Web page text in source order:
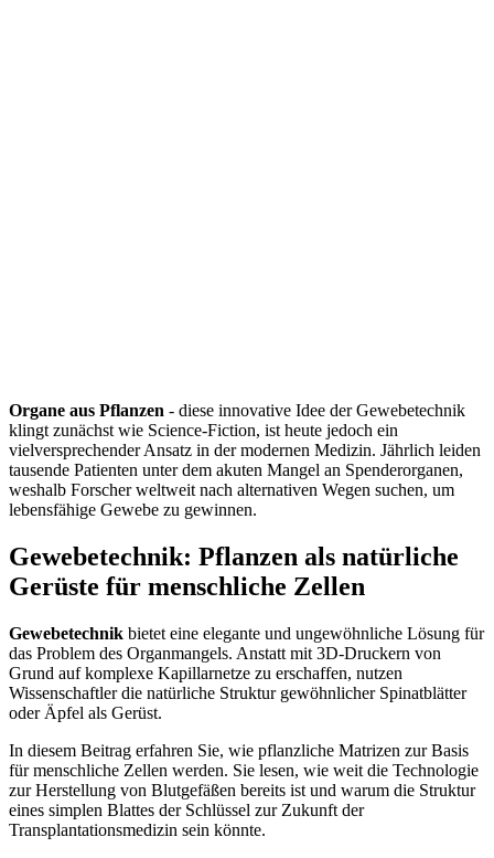
Organe aus Pflanzen - diese innovative Idee der Gewebetechnik
klingt zunächst wie Science-Fiction, ist heute jedoch ein
vielversprechender Ansatz in der modernen Medizin. Jährlich leiden
tausende Patienten unter dem akuten Mangel an Spenderorganen,
weshalb Forscher weltweit nach alternativen Wegen suchen, um
lebensfähige Gewebe zu gewinnen.
Gewebetechnik: Pflanzen als natürliche
Gerüste für menschliche Zellen
Gewebetechnik bietet eine elegante und ungewöhnliche Lösung für
das Problem des Organmangels. Anstatt mit 3D-Druckern von
Grund auf komplexe Kapillarnetze zu erschaffen, nutzen
Wissenschaftler die natürliche Struktur gewöhnlicher Spinatblätter
oder Äpfel als Gerüst.
In diesem Beitrag erfahren Sie, wie pflanzliche Matrizen zur Basis
für menschliche Zellen werden. Sie lesen, wie weit die Technologie
zur Herstellung von Blutgefäßen bereits ist und warum die Struktur
eines simplen Blattes der Schlüssel zur Zukunft der
Transplantationsmedizin sein könnte.